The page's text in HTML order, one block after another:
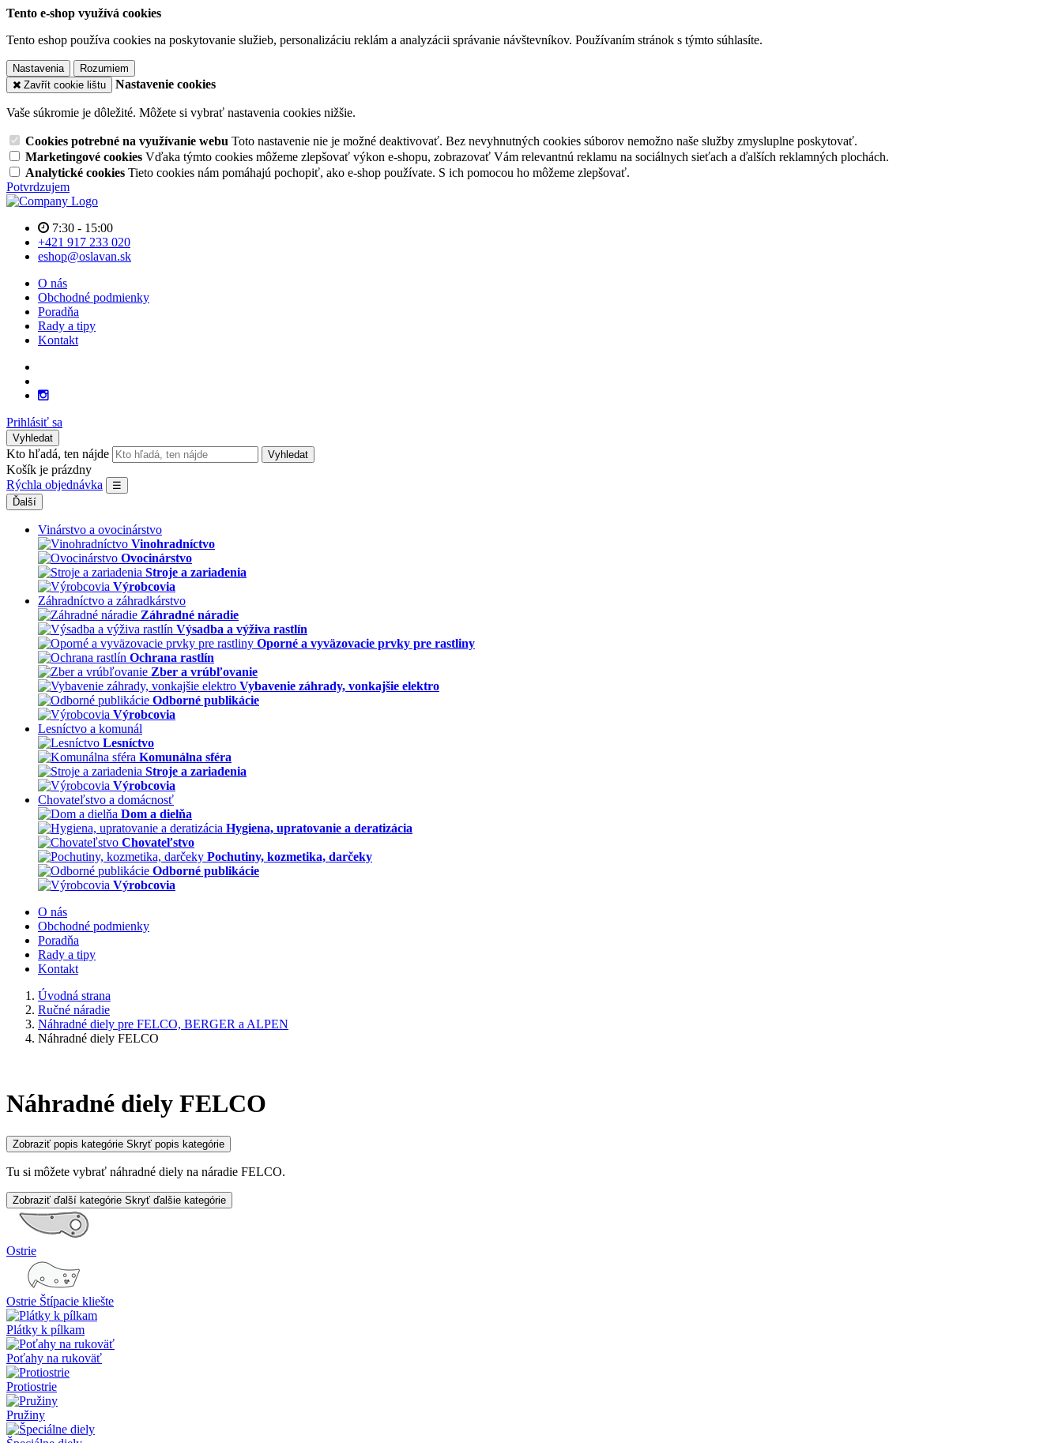
Tento e-shop využívá cookies
Tento eshop používa cookies na poskytovanie služieb, personalizáciu reklám a analyzácii správanie návštevníkov. Používaním stránok s týmto súhlasíte.
Nastavenia
Rozumiem
Zavřít cookie lištu
Nastavenie cookies
Vaše súkromie je dôležité. Môžete si vybrať nastavenia cookies nižšie.
Cookies potrebné na využívanie webu Toto nastavenie nie je možné deaktivovať. Bez nevyhnutných cookies súborov nemožno naše služby zmysluplne poskytovať.
Marketingové cookies Vďaka týmto cookies môžeme zlepšovať výkon e-shopu, zobrazovať Vám relevantnú reklamu na sociálnych sieťach a ďalších reklamných plochách.
Analytické cookies Tieto cookies nám pomáhajú pochopiť, ako e-shop používate. S ich pomocou ho môžeme zlepšovať.
Potvrdzujem
7:30 - 15:00
+421 917 233 020
eshop@oslavan.sk
O nás
Obchodné podmienky
Poradňa
Rady a tipy
Kontakt
Prihlásiť sa
Vyhledat
Kto hľadá, ten nájde Vyhledat
Košík je prázdny
Rýchla objednávka
☰
Ďalší
Vinárstvo a ovocinárstvo
Vinohradníctvo
Ovocinárstvo
Stroje a zariadenia
Výrobcovia
Záhradníctvo a záhradkárstvo
Záhradné náradie
Výsadba a výživa rastlín
Oporné a vyväzovacie prvky pre rastliny
Ochrana rastlín
Zber a vrúbľovanie
Vybavenie záhrady, vonkajšie elektro
Odborné publikácie
Výrobcovia
Lesníctvo a komunál
Lesníctvo
Komunálna sféra
Stroje a zariadenia
Výrobcovia
Chovateľstvo a domácnosť
Dom a dielňa
Hygiena, upratovanie a deratizácia
Chovateľstvo
Pochutiny, kozmetika, darčeky
Odborné publikácie
Výrobcovia
O nás
Obchodné podmienky
Poradňa
Rady a tipy
Kontakt
Úvodná strana
Ručné náradie
Náhradné diely pre FELCO, BERGER a ALPEN
Náhradné diely FELCO
Náhradné diely FELCO
Zobraziť popis kategórie Skryť popis kategórie
Tu si môžete vybrať náhradné diely na náradie FELCO.
Zobraziť ďalší kategórie Skryť ďalšie kategórie
Ostrie
Ostrie Štípacie kliešte
Plátky k pílkam
Poťahy na rukoväť
Protiostrie
Pružiny